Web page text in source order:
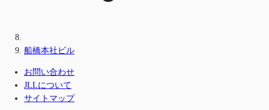
船橋本社ビル
お問い合わせ
JLLについて
サイトマップ